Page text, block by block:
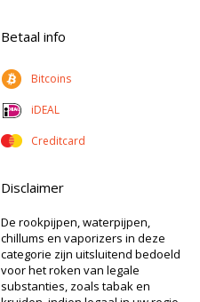
Betaal info
Bitcoins
iDEAL
Creditcard
Disclaimer
De rookpijpen, waterpijpen,
chillums en vaporizers in deze
categorie zijn uitsluitend bedoeld
voor het roken van legale
substanties, zoals tabak en